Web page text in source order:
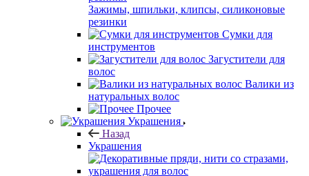
Зажимы, шпильки, клипсы, силиконовые
резинки
Сумки для
инструментов
Загустители для
волос
Валики из
натуральных волос
Прочее
Украшения
Назад
Украшения